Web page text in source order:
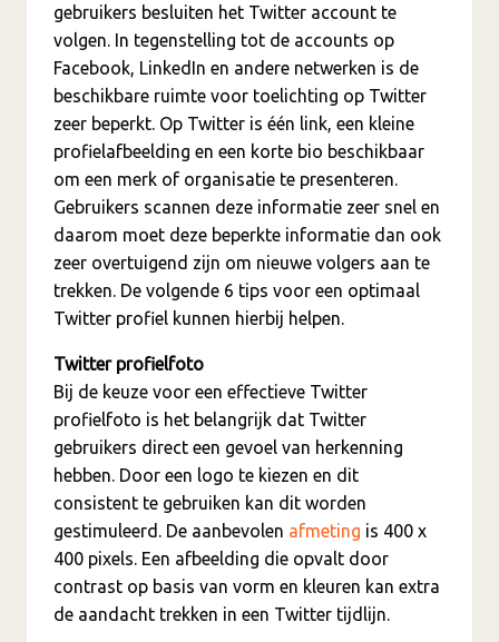
gebruikers besluiten het Twitter account te
volgen. In tegenstelling tot de accounts op
Facebook, LinkedIn en andere netwerken is de
beschikbare ruimte voor toelichting op Twitter
zeer beperkt. Op Twitter is één link, een kleine
profielafbeelding en een korte bio beschikbaar
om een merk of organisatie te presenteren.
Gebruikers scannen deze informatie zeer snel en
daarom moet deze beperkte informatie dan ook
zeer overtuigend zijn om nieuwe volgers aan te
trekken. De volgende 6 tips voor een optimaal
Twitter profiel kunnen hierbij helpen.
Twitter profielfoto
Bij de keuze voor een effectieve Twitter
profielfoto is het belangrijk dat Twitter
gebruikers direct een gevoel van herkenning
hebben. Door een logo te kiezen en dit
consistent te gebruiken kan dit worden
gestimuleerd. De aanbevolen afmeting is 400 x
400 pixels. Een afbeelding die opvalt door
contrast op basis van vorm en kleuren kan extra
de aandacht trekken in een Twitter tijdlijn.